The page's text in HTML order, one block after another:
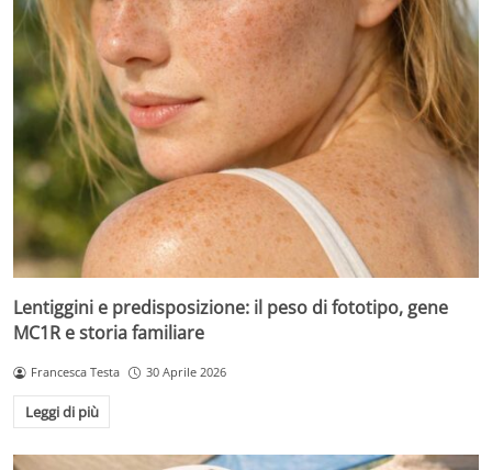
Lentiggini e predisposizione: il peso di fototipo, gene
MC1R e storia familiare
Francesca Testa 30 Aprile 2026
Leggi di più